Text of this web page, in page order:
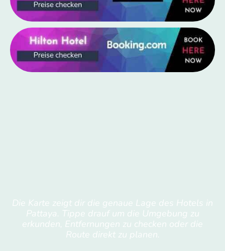
Die Karte zeigt dir die genaue Lage des Hotels in
Pattaya. Tippe drauf um die Umgebung zu
erkunden, Entfernungen zu checken oder die
Route direkt zu planen.